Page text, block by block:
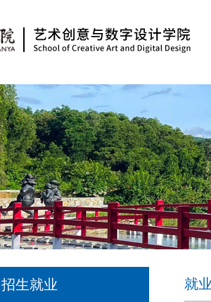
招生就业 就